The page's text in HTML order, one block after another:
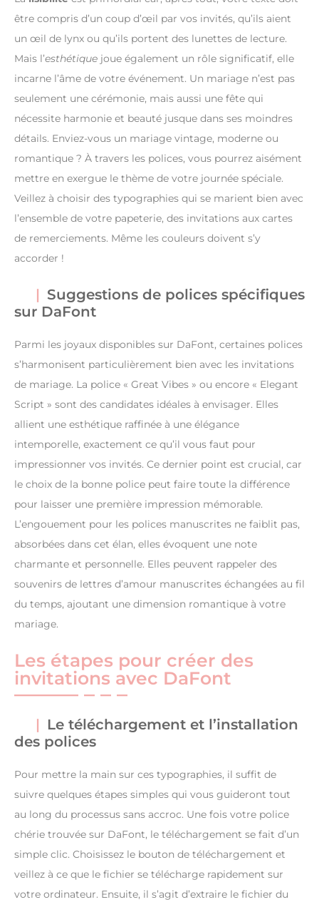
être compris d’un coup d’œil par vos invités, qu’ils aient
un œil de lynx ou qu’ils portent des lunettes de lecture.
Mais l’esthétique joue également un rôle significatif, elle
incarne l’âme de votre événement. Un mariage n’est pas
seulement une cérémonie, mais aussi une fête qui
nécessite harmonie et beauté jusque dans ses moindres
détails. Enviez-vous un mariage vintage, moderne ou
romantique ? À travers les polices, vous pourrez aisément
mettre en exergue le thème de votre journée spéciale.
Veillez à choisir des typographies qui se marient bien avec
l’ensemble de votre papeterie, des invitations aux cartes
de remerciements. Même les couleurs doivent s’y
accorder !
Suggestions de polices spécifiques
sur DaFont
Parmi les joyaux disponibles sur DaFont, certaines polices
s’harmonisent particulièrement bien avec les invitations
de mariage. La police « Great Vibes » ou encore « Elegant
Script » sont des candidates idéales à envisager. Elles
allient une esthétique raffinée à une élégance
intemporelle, exactement ce qu’il vous faut pour
impressionner vos invités. Ce dernier point est crucial, car
le choix de la bonne police peut faire toute la différence
pour laisser une première impression mémorable.
L’engouement pour les polices manuscrites ne faiblit pas,
absorbées dans cet élan, elles évoquent une note
charmante et personnelle. Elles peuvent rappeler des
souvenirs de lettres d’amour manuscrites échangées au fil
du temps, ajoutant une dimension romantique à votre
mariage.
Les étapes pour créer des
invitations avec DaFont
Le téléchargement et l’installation
des polices
Pour mettre la main sur ces typographies, il suffit de
suivre quelques étapes simples qui vous guideront tout
au long du processus sans accroc. Une fois votre police
chérie trouvée sur DaFont, le téléchargement se fait d’un
simple clic. Choisissez le bouton de téléchargement et
veillez à ce que le fichier se télécharge rapidement sur
votre ordinateur. Ensuite, il s’agit d’extraire le fichier du